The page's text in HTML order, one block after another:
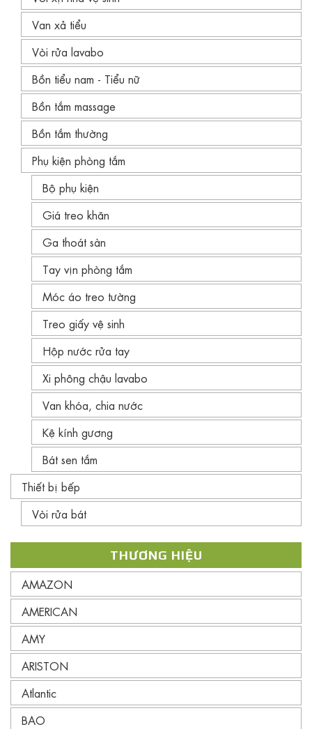
Van xả tiểu
Vòi rửa lavabo
Bồn tiểu nam - Tiểu nữ
Bồn tắm massage
Bồn tắm thường
Phụ kiện phòng tắm
Bộ phụ kiện
Giá treo khăn
Ga thoát sàn
Tay vịn phòng tắm
Móc áo treo tường
Treo giấy vệ sinh
Hộp nước rửa tay
Xi phông chậu lavabo
Van khóa, chia nước
Kệ kính gương
Bát sen tắm
Thiết bị bếp
Vòi rửa bát
THƯƠNG HIỆU
AMAZON
AMERICAN
AMY
ARISTON
Atlantic
BAO